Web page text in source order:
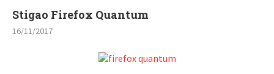
Stigao Firefox Quantum
16/11/2017